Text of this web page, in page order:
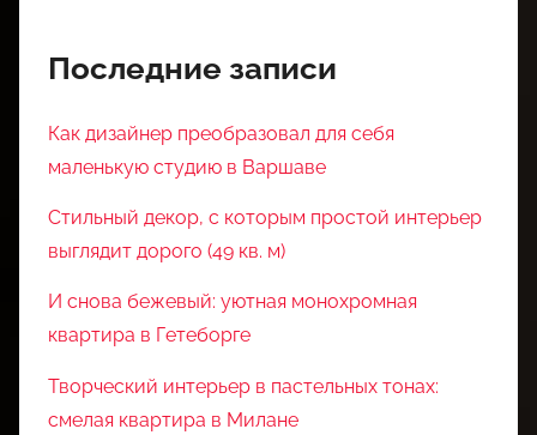
Последние записи
Как дизайнер преобразовал для себя
маленькую студию в Варшаве
Стильный декор, с которым простой интерьер
выглядит дорого (49 кв. м)
И снова бежевый: уютная монохромная
квартира в Гетеборге
Творческий интерьер в пастельных тонах:
смелая квартира в Милане